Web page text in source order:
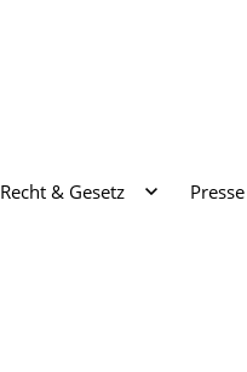
Recht & Gesetz Presse